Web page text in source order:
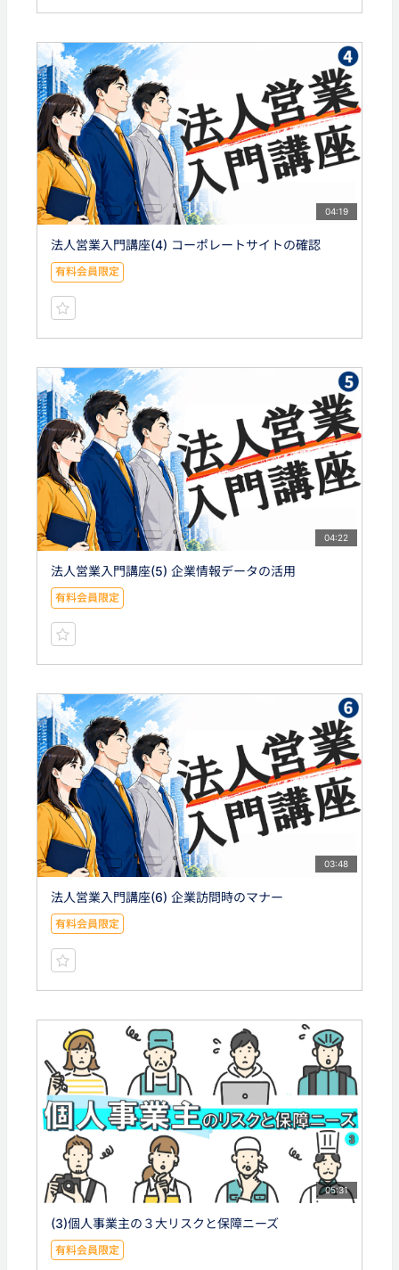
04:19
法人営業入門講座(4) コーポレートサイトの確認
有料会員限定
04:22
法人営業入門講座(5) 企業情報データの活用
有料会員限定
03:48
法人営業入門講座(6) 企業訪問時のマナー
有料会員限定
05:31
(3)個人事業主の３大リスクと保障ニーズ
有料会員限定